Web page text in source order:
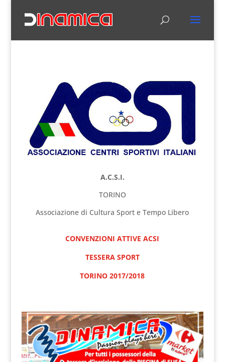
A.C.S.I.
TORINO
Associazione di Cultura Sport e Tempo Libero
CONVENZIONI ATTIVE ACSI
TESSERA SPORT
TORINO 2017/2018